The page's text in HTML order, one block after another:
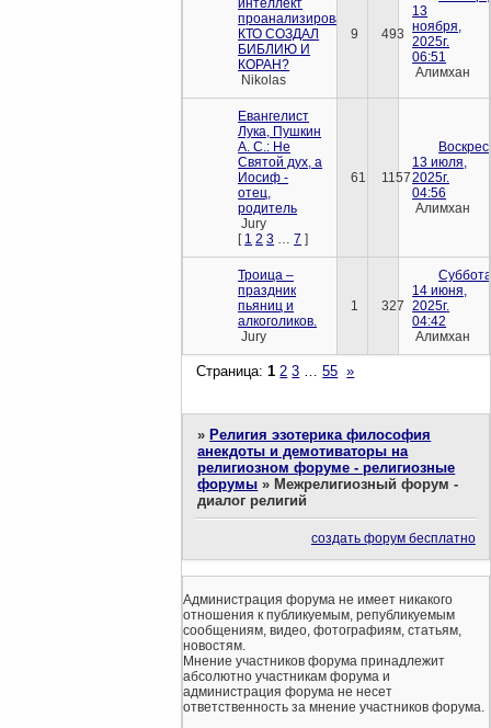
проанализировал
КТО СОЗДАЛ
БИБЛИЮ И
КОРАН?
Nikolas
9 493
13
ноября,
2025г.
06:51
Алимхан
Евангелист
Лука, Пушкин
А. С.: Не
Святой дух, а
Иосиф -
отец,
родитель
Jury
[ 1 2 3 7 ]
61 1157
13 июля,
2025г.
04:56
Алимхан
Троица –
праздник
пьяниц и
алкоголиков.
Jury
1 327
14 июня,
2025г.
04:42
Алимхан
Страница:1 2 3 … 55 »
»Религия эзотерика философия
анекдоты и демотиваторы на
религиозном форуме - религиозные
форумы »Межрелигиозный форум -
диалог религий
создать форум бесплатно
Администрация форума не имеет никакого
отношения к публикуемым, републикуемым
сообщениям, видео, фотографиям, статьям,
новостям.
Мнение участников форума принадлежит
абсолютно участникам форума и
администрация форума не несет
ответственность за мнение участников форума.